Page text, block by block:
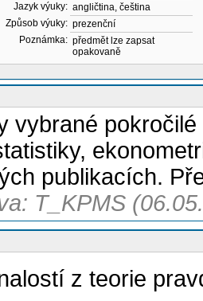
Jazyk výuky: angličtina, čeština
Způsob výuky: prezenční
Poznámka: předmět lze zapsat
opakovaně
vybrané
publikacích.
T_KPMS
z teorie